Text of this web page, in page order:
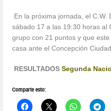
En la próxima jornada, el C.W.
sábado 17 a las 19:30 horas al
grupo con 21 puntos y que
casa ante el Concepción
RESULTADOSSegunda
Comparte esto: